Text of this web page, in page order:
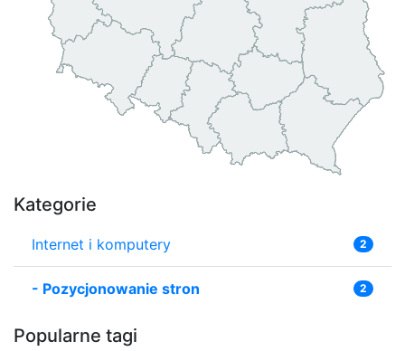
Kategorie
Internet i komputery 2
- Pozycjonowanie stron 2
Popularne tagi